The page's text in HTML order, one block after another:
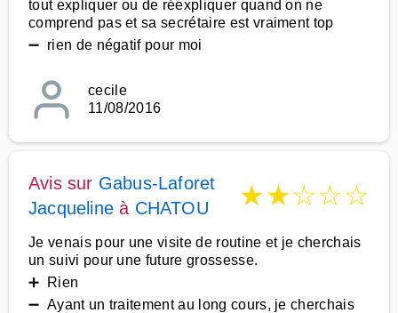
tout expliquer ou de réexpliquer quand on ne
comprend pas et sa secrétaire est vraiment top
➖ rien de négatif pour moi
cecile
11/08/2016
Avis sur Gabus-Laforet
Jacqueline à CHATOU ★★☆☆☆
Je venais pour une visite de routine et je cherchais
un suivi pour une future grossesse.
➕ Rien
➖ Ayant un traitement au long cours, je cherchais